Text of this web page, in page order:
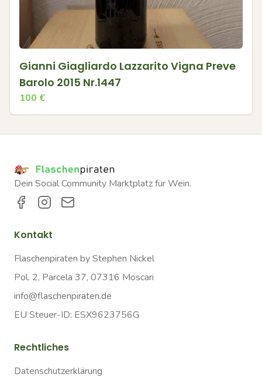
Gianni Giagliardo Lazzarito Vigna Preve
Barolo 2015 Nr.1447
100 €
Dein Social Community Marktplatz für Wein.
Kontakt
Flaschenpiraten by Stephen Nickel
Pol. 2, Parcela 37, 07316 Moscari
info@flaschenpiraten.de
EU Steuer-ID: ESX9623756G
Rechtliches
Datenschutzerklärung